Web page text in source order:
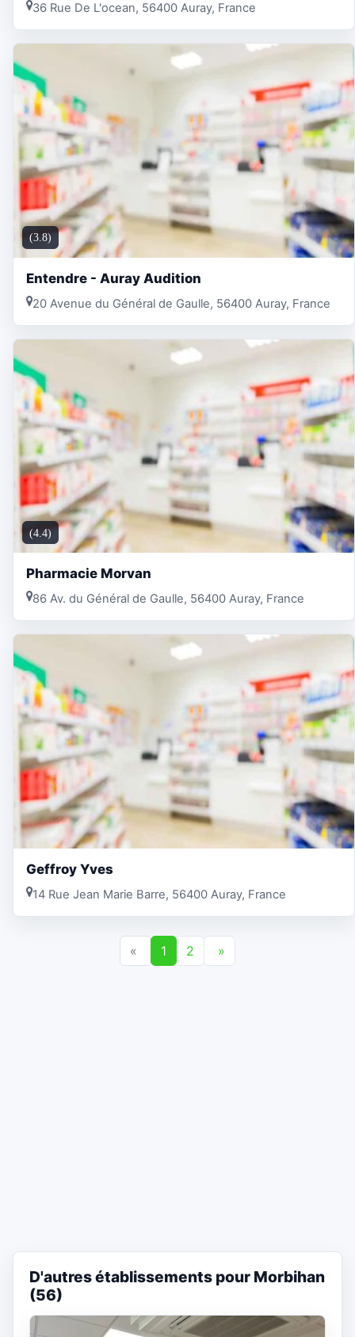
36 Rue De L'ocean, 56400 Auray, France
(3.8)
Entendre - Auray Audition
20 Avenue du Général de Gaulle, 56400 Auray, France
(4.4)
Pharmacie Morvan
86 Av. du Général de Gaulle, 56400 Auray, France
Geffroy Yves
14 Rue Jean Marie Barre, 56400 Auray, France
« 1 2 »
D'autres établissements pour Morbihan
(56)